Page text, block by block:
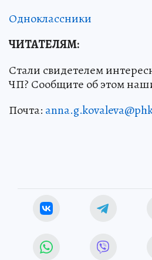
Одноклассники
ЧИТАТЕЛЯМ:
Стали свидетелем
ЧП? Сообщите об этом
Почта: